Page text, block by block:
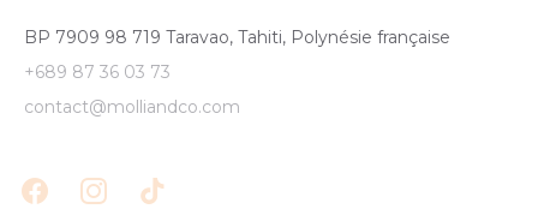
BP 7909 98 719 Taravao, Tahiti, Polynésie française
+689 87 36 03 73
contact@molliandco.com